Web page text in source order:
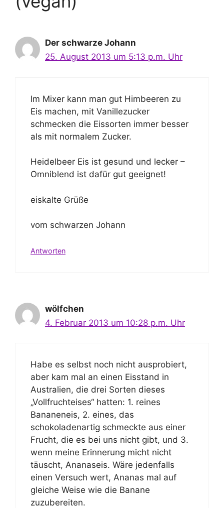
Der schwarze Johann
25. August 2013 um 5:13 p.m. Uhr
Im Mixer kann man gut Himbeeren zu
Eis machen, mit Vanillezucker
schmecken die Eissorten immer besser
als mit normalem Zucker.
Heidelbeer Eis ist gesund und lecker –
Omniblend ist dafür gut geeignet!
eiskalte Grüße
vom schwarzen Johann
Antworten
wölfchen
4. Februar 2013 um 10:28 p.m. Uhr
Habe es selbst noch nicht ausprobiert,
aber kam mal an einen Eisstand in
Australien, die drei Sorten dieses
„Vollfruchteises“ hatten: 1. reines
Bananeneis, 2. eines, das
schokoladenartig schmeckte aus einer
Frucht, die es bei uns nicht gibt, und 3.
wenn meine Erinnerung micht nicht
täuscht, Ananaseis. Wäre jedenfalls
einen Versuch wert, Ananas mal auf
gleiche Weise wie die Banane
zuzubereiten.